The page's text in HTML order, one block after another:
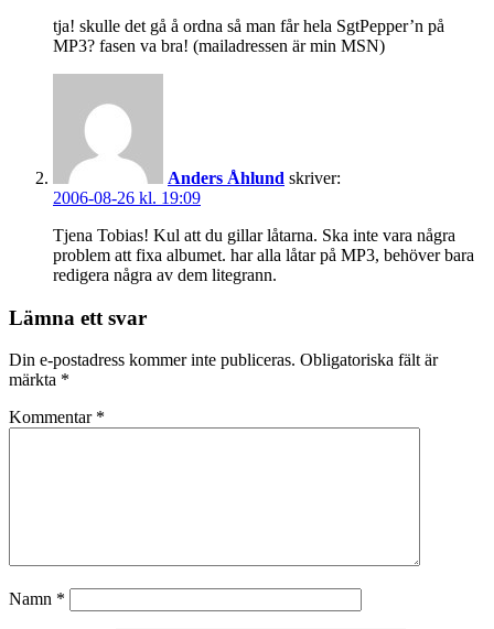
tja! skulle det gå å ordna så man får hela SgtPepper’n på
MP3? fasen va bra! (mailadressen är min MSN)
Anders Åhlund skriver:
2006-08-26 kl. 19:09
Tjena Tobias! Kul att du gillar låtarna. Ska inte vara några
problem att fixa albumet. har alla låtar på MP3, behöver bara
redigera några av dem litegrann.
Lämna ett svar
Din e-postadress kommer inte publiceras. Obligatoriska fält är
märkta *
Kommentar *
Namn *